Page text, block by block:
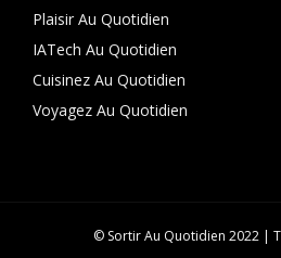
Plaisir Au Quotidien
IATech Au Quotidien
Cuisinez Au Quotidien
Voyagez Au Quotidien
© Sortir Au Quotidien 2022 |